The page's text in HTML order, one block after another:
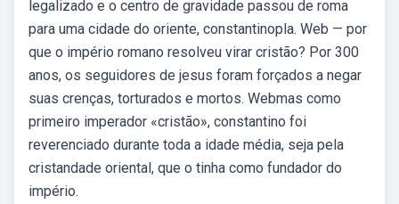
legalizado e o centro de gravidade passou de roma
para uma cidade do oriente, constantinopla. Web — por
que o império romano resolveu virar cristão? Por 300
anos, os seguidores de jesus foram forçados a negar
suas crenças, torturados e mortos. Webmas como
primeiro imperador «cristão», constantino foi
reverenciado durante toda a idade média, seja pela
cristandade oriental, que o tinha como fundador do
império.